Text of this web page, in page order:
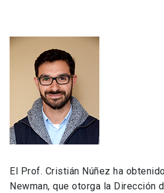
El Prof. Cristián Núñez ha
Newman, que otorga la Dirección